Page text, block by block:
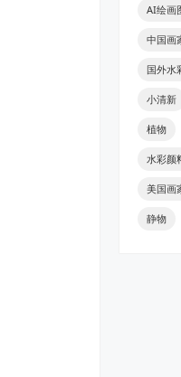
AI绘画
中国画
国外水
小清新
植物
水彩颜
美国画
静物